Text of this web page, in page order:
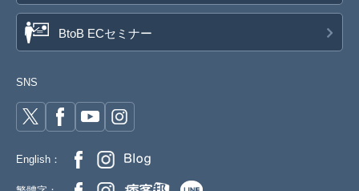
BtoB ECセミナー
SNS
English：